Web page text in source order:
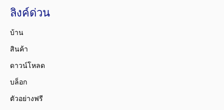
ลิงค์ด่วน
บ้าน
สินค้า
ดาวน์โหลด
บล็อก
ตัวอย่างฟรี